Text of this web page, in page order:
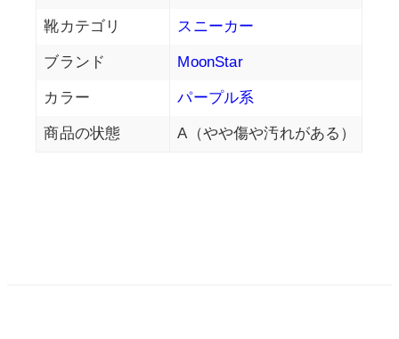
靴カテゴリ スニーカー
ブランド MoonStar
カラー パープル系
商品の状態 A（やや傷や汚れがある）